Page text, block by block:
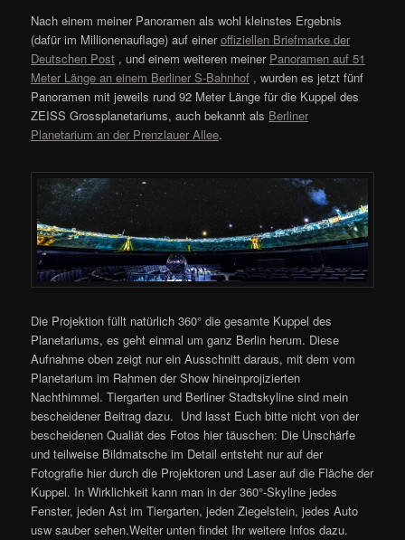
Nach einem meiner Panoramen als wohl kleinstes Ergebnis
(dafür im Millionenauflage) auf eineroffiziellen Briefmarke der
Deutschen Post , und einem weiteren meiner Panoramen auf 51
Meter Länge an einem Berliner S-Bahnhof , wurden es jetzt fünf
Panoramen mit jeweils rund 92 Meter Länge für die Kuppel des
ZEISS Grossplanetariums, auch bekannt als Berliner
Planetarium an der Prenzlauer Allee.
Die Projektion füllt natürlich 360° die gesamte Kuppel des
Planetariums, es geht einmal um ganz Berlin herum. Diese
Aufnahme oben zeigt nur ein Ausschnitt daraus, mit dem vom
Planetarium im Rahmen der Show hineinprojizierten
Nachthimmel. Tiergarten und Berliner Stadtskyline sind mein
bescheidener Beitrag dazu. Und lasst Euch bitte nicht von der
bescheidenen Qualiät des Fotos hier täuschen: Die Unschärfe
und teilweise Bildmatsche im Detail entsteht nur auf der
Fotografie hier durch die Projektoren und Laser auf die Fläche der
Kuppel. In Wirklichkeit kann man in der 360°-Skyline jedes
Fenster, jeden Ast im Tiergarten, jeden Ziegelstein, jedes Auto
usw sauber sehen.Weiter unten findet Ihr weitere Infos dazu.